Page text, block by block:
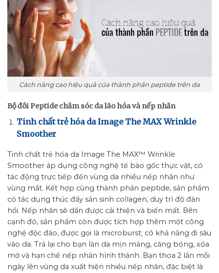
Cách nâng cao hiệu quả của thành phần peptide trên da
Bộ đôi Peptide chăm sóc da lão hóa và nếp nhăn
Tinh chất trẻ hóa da Image The MAX Wrinkle
Smoother
Tinh chất trẻ hóa da Image The MAX™ Wrinkle
Smoother áp dụng công nghệ tế bào gốc thực vật, có
tác động trực tiếp đến vùng da nhiều nếp nhăn như
vùng mắt. Kết hợp cùng thành phần peptide, sản phẩm
có tác dụng thúc đẩy sản sinh collagen, duy trì độ đàn
hồi. Nếp nhăn sẽ dần được cải thiện và biến mất. Bên
cạnh đó, sản phẩm còn được tích hợp thêm một công
nghệ độc đáo, được gọi là microburst; có khả năng đi sâu
vào da. Trả lại cho bạn làn da mịn màng, căng bóng, xóa
mờ và hạn chế nếp nhăn hình thành. Bạn thoa 2 lần mỗi
ngày lên vùng da xuất hiện nhiều nếp nhăn, đặc biệt là